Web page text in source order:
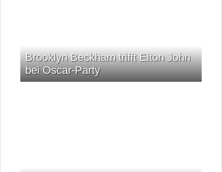
Brooklyn Beckham trifft Elton John
bei Oscar-Party